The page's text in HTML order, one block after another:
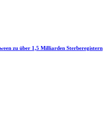
zu über 1,5 Milliarden Sterberegistern